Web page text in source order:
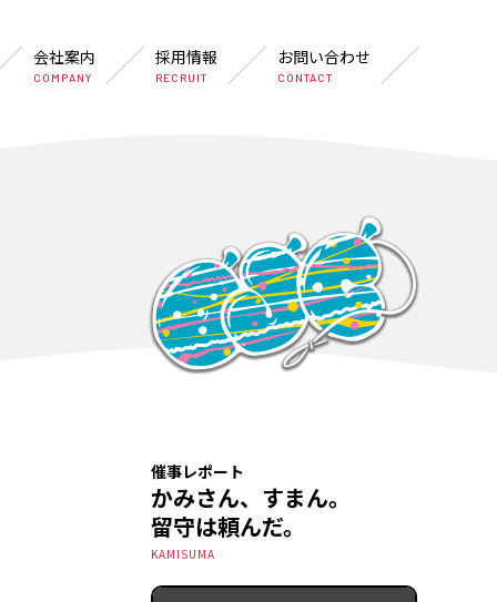
会社案内
COMPANY
採用情報
RECRUIT
お問い合わせ
CONTACT
催事レポート
かみさん、すまん。
留守は頼んだ。
KAMISUMA